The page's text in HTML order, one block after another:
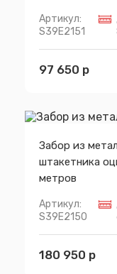
Артикул:
S39E2151
97 650 р
Забор из
штакетника
метров
Артикул:
S39E2150
180 950 р